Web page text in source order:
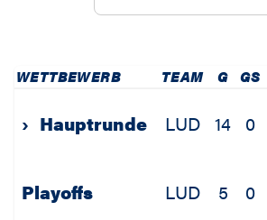
WETTBEWERB TEAM G GS
› Hauptrunde LUD 14 0
Playoffs LUD 5 0